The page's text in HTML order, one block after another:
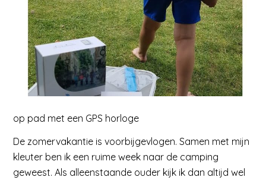
op pad met een GPS horloge
De zomervakantie is voorbijgevlogen. Samen met mijn
kleuter ben ik een ruime week naar de camping
geweest. Als alleenstaande ouder kijk ik dan altijd wel